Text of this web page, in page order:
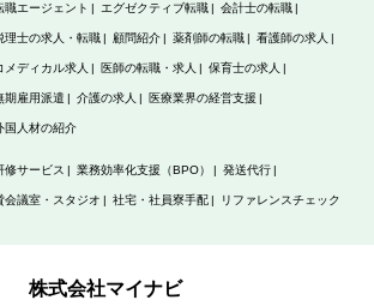
職エージェント エグゼクティブ転職 会計士の転職
理士の求人・転職 顧問紹介 薬剤師の転職 看護師の求人
メディカル求人 医師の転職・求人 保育士の求人
期雇用派遣 介護の求人 医療業界の経営支援
国人材の紹介
修サービス 業務効率化支援（BPO） 発送代行
会議室・スタジオ 社宅・社員寮手配 リファレンスチェック
株式会社マイナビ